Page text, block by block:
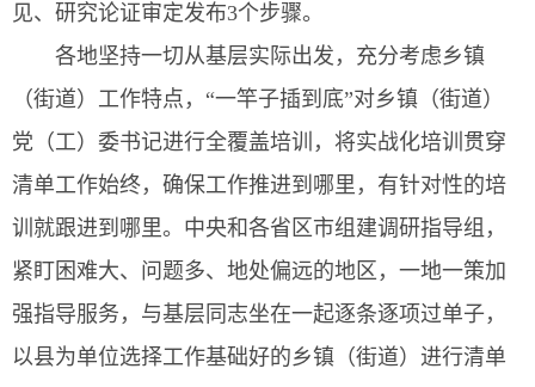
见、研究论证审定发布3个步骤。
各地坚持一切从基层实际出发，充分考虑乡镇
（街道）工作特点，“一竿子插到底”对乡镇（街道）
党（工）委书记进行全覆盖培训，将实战化培训贯穿
清单工作始终，确保工作推进到哪里，有针对性的培
训就跟进到哪里。中央和各省区市组建调研指导组，
紧盯困难大、问题多、地处偏远的地区，一地一策加
强指导服务，与基层同志坐在一起逐条逐项过单子，
以县为单位选择工作基础好的乡镇（街道）进行清单